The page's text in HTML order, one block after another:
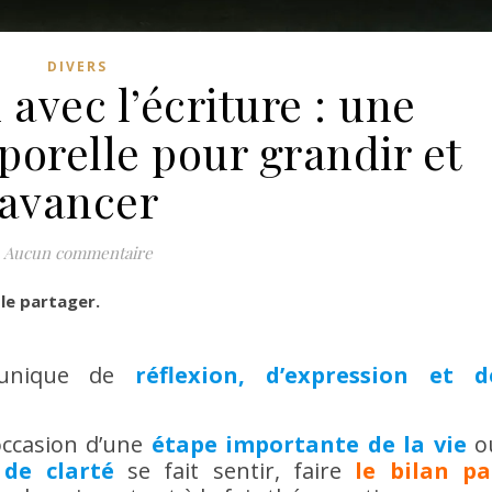
DIVERS
l’écriture : une
pour grandir et
Aucun commentaire
le partager.
de réflexion, d’expression et
d’une étape importante de la vie
clarté se fait sentir, faire le bilan